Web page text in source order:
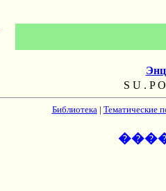
S U . P
Библиотека| Тематические